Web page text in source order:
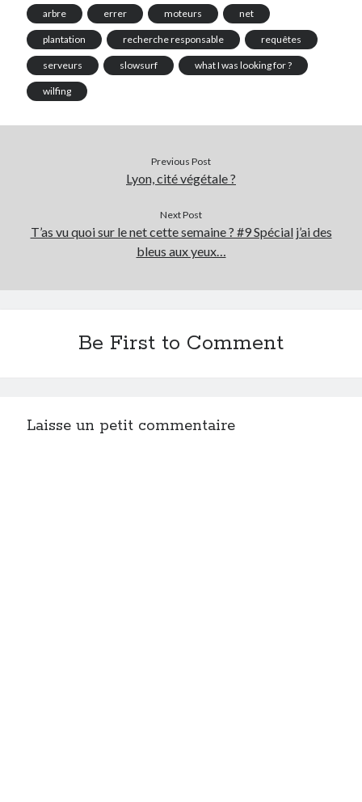
arbre errer moteurs net
plantation recherche responsable requêtes
serveurs slowsurf what I was looking for ?
wilfing
Previous Post
Lyon, cité végétale ?
Next Post
T’as vu quoi sur le net cette semaine ? #9 Spécial j’ai des
bleus aux yeux…
Be First to Comment
Laisse un petit commentaire